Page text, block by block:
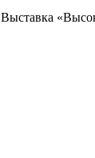
Выставка